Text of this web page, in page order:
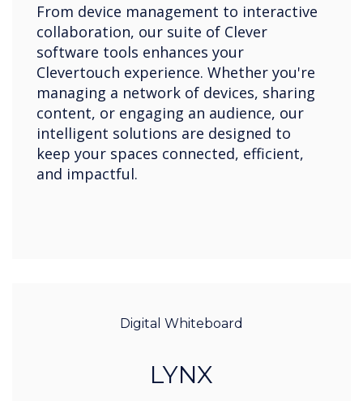
From device management to interactive
collaboration, our suite of Clever
software tools enhances your
Clevertouch experience. Whether you're
managing a network of devices, sharing
content, or engaging an audience, our
intelligent solutions are designed to
keep your spaces connected, efficient,
and impactful.
Digital Whiteboard
LYNX